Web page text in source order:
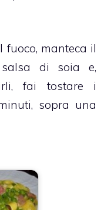
fuoco, manteca il
di soia e,
fai tostare i
sopra una